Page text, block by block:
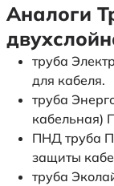
Аналоги
труба
для кабеля.
труба
кабельная)
ПНД труба
защиты
труба